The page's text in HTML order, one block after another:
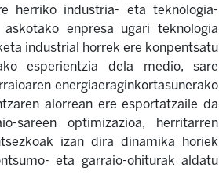
herriko industria- eta teknologia-
enpresa ugari teknologia
industrial horrek ere konpentsatu
esperientzia dela medio, sare
energiaeraginkortasunerako
alorrean ere esportatzaile da
sareen optimizazioa, herritarren
izan dira dinamika horiek
eta garraio-ohiturak aldatu